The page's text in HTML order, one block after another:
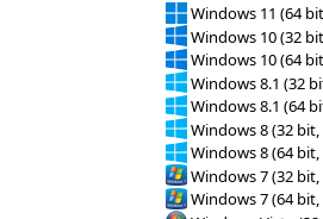
Windows 11 (64
Windows 10 (32
Windows 10 (64
Windows 8.1 (32
Windows 8.1 (64
Windows 8 (32 bit,
Windows 8 (64 bit,
Windows 7 (32 bit,
Windows 7 (64 bit,